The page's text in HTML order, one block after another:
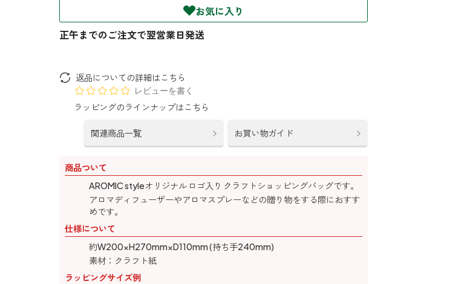
お気に入り
返品についての詳細はこちら
レビューを書く
ラッピングのラインナップはこちら
関連商品一覧 お買い物ガイド
商品ついて
AROMIC styleオリジナル ロゴ入り クラフトショッピングバッグです。
アロマディフューザーやアロマスプレーなどの贈り物をする際におすす
めです。
仕様について
約W200×H270mm×D110mm (持ち手240mm)
素材：クラフト紙
ラッピングサイズ例